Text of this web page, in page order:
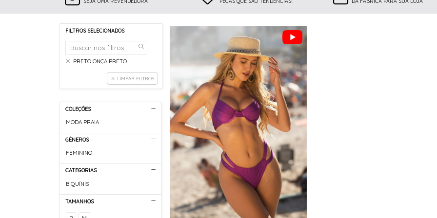
FILTROS SELECIONADOS
PRETO ONÇA PRETO
LIMPAR FILTROS
COLEÇÕES
MODA PRAIA
GÊNEROS
FEMININO
CATEGORIAS
BIQUÍNIS
TAMANHOS